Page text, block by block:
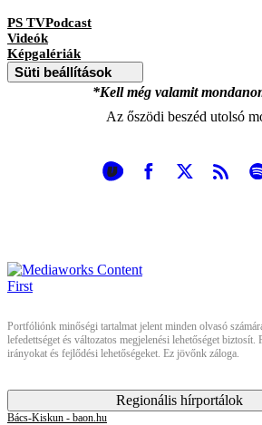
PS TVPodcast
Videók
Képgalériák
Süti beállítások
*Kell még valamit
Az őszödi beszéd utolsó
Portfóliónk minőségi tartalmat jelent minden olvasó
lefedettséget és változatos megjelenési lehetőséget biztosít.
irányokat és fejlődési lehetőségeket. Ez jövőnk záloga.
Regionális hírportálok
Bács-Kiskun - baon.hu